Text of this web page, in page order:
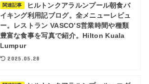
関連記事
ヒルトンクアラルンプール朝食バ
イキング利用記ブログ。全メニューレビュ
ー。レストラン VASCO’S営業時間や種類
豊富な食事を写真で紹介。Hilton Kuala
Lumpur
2025.05.28